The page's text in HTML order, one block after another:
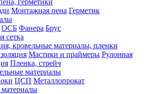
герметики
Монтажная пена Герметик
ОСБ Фанера Брус
сетка
кровельные материалы, пленки
Мастики и праймеры Рулонная
Пленка, стрейч
материалы
ЦСП Металлопрокат